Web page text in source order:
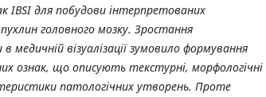
IBSI для побудови інтерпретованих
головного мозку. Зростання
медичній візуалізації зумовило формування
ознак, що описують текстурні, морфологічні
патологічних утворень. Проте